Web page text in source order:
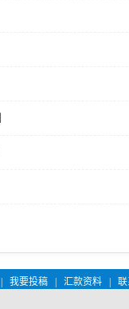
我要投稿 汇款资料